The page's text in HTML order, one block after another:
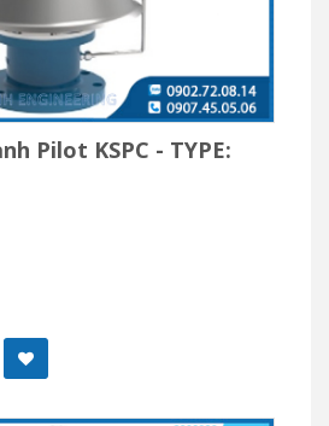
Pilot KSPC - TYPE: